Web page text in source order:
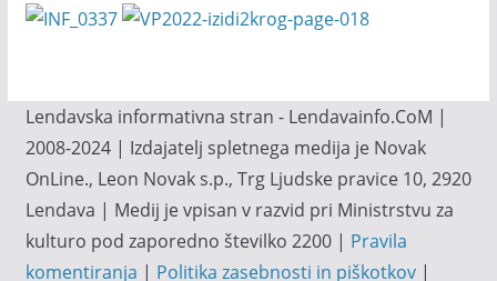
Lendavska informativna stran - Lendavainfo.CoM |
2008-2024 | Izdajatelj spletnega medija je Novak
OnLine., Leon Novak s.p., Trg Ljudske pravice 10, 2920
Lendava | Medij je vpisan v razvid pri Ministrstvu za
kulturo pod zaporedno številko 2200 | Pravila
komentiranja | Politika zasebnosti in piškotkov|